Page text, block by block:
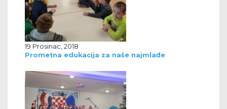
19 Prosinac, 2018
Prometna edukacija za naše najmlađe